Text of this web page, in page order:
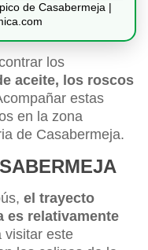
de Casabermeja |
los
aceite, los roscos
estas
en la zona
de Casabermeja.
el trayecto
es relativamente
visitar este